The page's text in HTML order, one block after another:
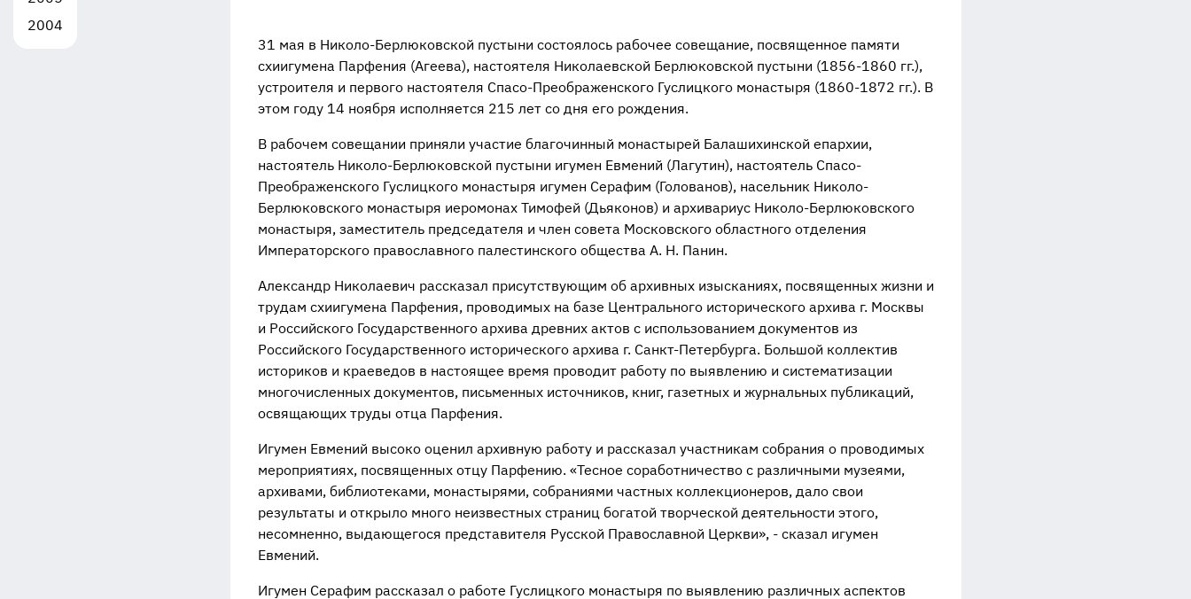
2004
31 мая в Николо-Берлюковской пустыни состоялось рабочее совещание, посвященное памяти
схиигумена Парфения (Агеева), настоятеля Николаевской Берлюковской пустыни (1856-1860 гг.),
устроителя и первого настоятеля Спасо-Преображенского Гуслицкого монастыря (1860-1872 гг.). В
этом году 14 ноября исполняется 215 лет со дня его рождения.
В рабочем совещании приняли участие благочинный монастырей Балашихинской епархии,
настоятель Николо-Берлюковской пустыни игумен Евмений (Лагутин), настоятель Спасо-
Преображенского Гуслицкого монастыря игумен Серафим (Голованов), насельник Николо-
Берлюковского монастыря иеромонах Тимофей (Дьяконов) и архивариус Николо-Берлюковского
монастыря, заместитель председателя и член совета Московского областного отделения
Императорского православного палестинского общества А. Н. Панин.
Александр Николаевич рассказал присутствующим об архивных изысканиях, посвященных жизни и
трудам схиигумена Парфения, проводимых на базе Центрального исторического архива г. Москвы
и Российского Государственного архива древних актов с использованием документов из
Российского Государственного исторического архива г. Санкт-Петербурга. Большой коллектив
историков и краеведов в настоящее время проводит работу по выявлению и систематизации
многочисленных документов, письменных источников, книг, газетных и журнальных публикаций,
освящающих труды отца Парфения.
Игумен Евмений высоко оценил архивную работу и рассказал участникам собрания о проводимых
мероприятиях, посвященных отцу Парфению. «Тесное соработничество с различными музеями,
архивами, библиотеками, монастырями, собраниями частных коллекционеров, дало свои
результаты и открыло много неизвестных страниц богатой творческой деятельности этого,
несомненно, выдающегося представителя Русской Православной Церкви», - сказал игумен
Евмений.
Игумен Серафим рассказал о работе Гуслицкого монастыря по выявлению различных аспектов